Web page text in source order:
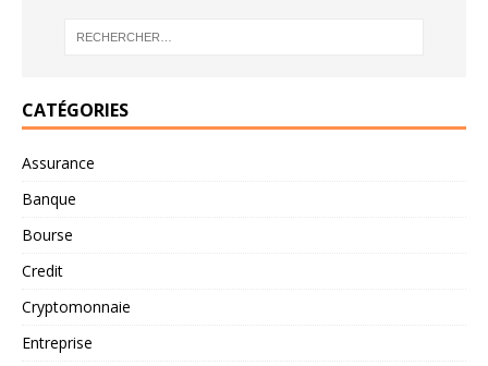
CATÉGORIES
Assurance
Banque
Bourse
Credit
Cryptomonnaie
Entreprise